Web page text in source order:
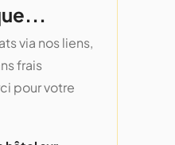
via nos liens,
frais
pour votre